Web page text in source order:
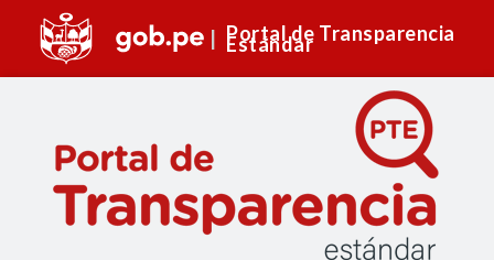
Portal de Transparencia
Estándar